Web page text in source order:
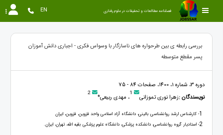
فصلنامه مطالعات و تحقیقات در علوم رفتاری EN
بررسی رابطه ی بین طرحواره های ناسازگار با وسواس فکری - اجباری دانش آموزان
پسر مقطع متوسطه
دوره 3، شماره 1، 1400، صفحات 84 - 75
نویسندگان :زهرا نوری تموزانی 1، مهدی ربیعی* 2
1- کارشناس ارشد روانشناسی بالینی، دانشگاه آزاد اسلامی واحد قزوین، قزوین، ایران
2- استادیار گروه روانشناسی، دانشکده پزشکی، دانشگاه علوم پزشکی بقیه الله، تهران، ایران.